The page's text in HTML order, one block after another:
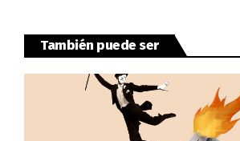
También puede ser